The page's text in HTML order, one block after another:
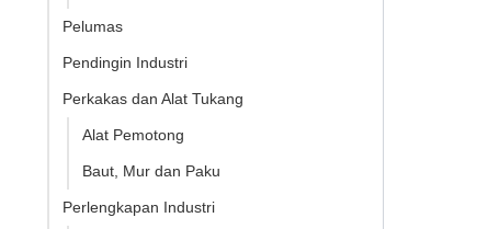
Pelumas
Pendingin Industri
Perkakas dan Alat Tukang
Alat Pemotong
Baut, Mur dan Paku
Perlengkapan Industri